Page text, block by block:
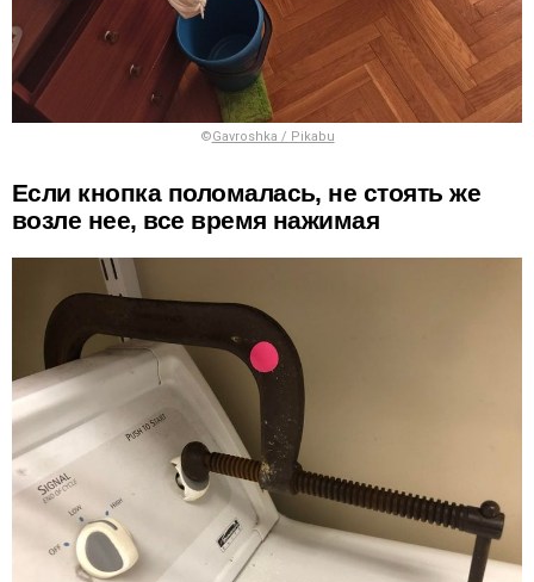
©Gavroshka / Pikabu
Если кнопка поломалась, не стоять же
возле нее, все время нажимая